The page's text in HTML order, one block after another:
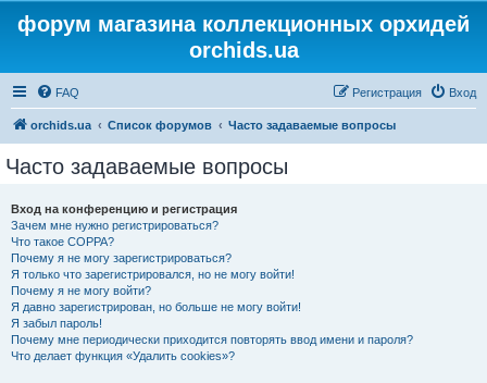
форум магазина коллекционных орхидей
orchids.ua
FAQ Вход
Регистрация
orchids.ua Список форумов Часто задаваемые вопросы
Часто задаваемые вопросы
Вход на конференцию и регистрация
Зачем мне нужно регистрироваться?
Что такое COPPA?
Почему я не могу зарегистрироваться?
Я только что зарегистрировался, но не могу войти!
Почему я не могу войти?
Я давно зарегистрирован, но больше не могу войти!
Я забыл пароль!
Почему мне периодически приходится повторять ввод имени и пароля?
Что делает функция «Удалить cookies»?